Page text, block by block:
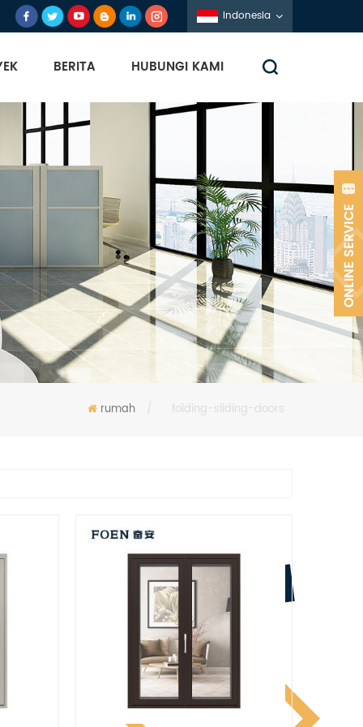
Indonesia
BERITA HUBUNGI KAMI
rumah / folding-sliding-doors